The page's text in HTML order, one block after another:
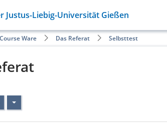
Justus-Liebig-Universität Gießen
Ware Das Referat Selbsttest